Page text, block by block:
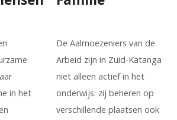
in het
De Aalmoezeniers van de
Arbeid zijn in Zuid-Katanga
niet alleen actief in het
onderwijs: zij beheren op
verschillende plaatsen ook